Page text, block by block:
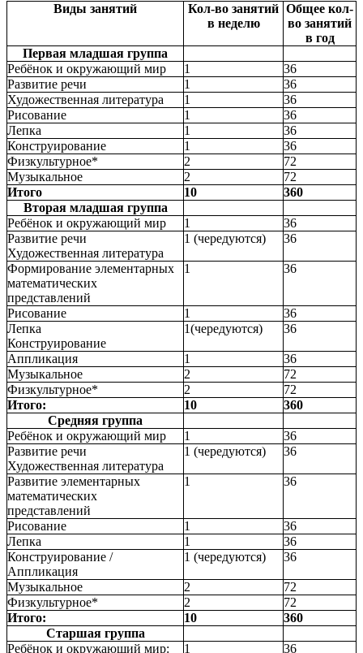
Виды занятий
Кол-во занятий
в неделю
Общее кол-
во занятий
в год
Первая младшая группа
Ребёнок и окружающий мир
1
36
Развитие речи
1
36
Художественная литература
1
36
Рисование
1
36
Лепка
1
36
Конструирование
1
36
Физкультурное*
2
72
Музыкальное
2
72
Итого
10
360
Вторая младшая группа
Ребёнок и окружающий мир
1
36
Развитие речи
Художественная литература
1 (чередуются) 36
Формирование элементарных
математических
представлений
1 36
Рисование 1
36
Лепка
Конструирование
1(чередуются) 36
Аппликация 1
36
Музыкальное
2
72
Физкультурное*
2
72
Итого:
10
360
Средняя группа
Ребёнок и окружающий мир
1
36
Развитие речи
Художественная литература
1 (чередуются) 36
Развитие элементарных
математических
представлений
1 36
Рисование 1
36
Лепка
1
36
Конструирование /
Аппликация
1 (чередуются) 36
Музыкальное 2
72
Физкультурное*
2
72
Итого:
10
360
Старшая группа
Ребёнок и окружающий мир:
1 36